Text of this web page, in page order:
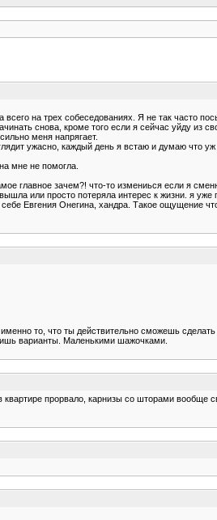
на трех собеседованиях. Я не так часто
снова, кроме того если я сейчас уйду из
меня напрягает.
ужасно, каждый день я встаю и думаю что
мне не помогла.
главное зачем?! что-то измениься если я
или просто потеряла интерес к жизни. я
Евгения Онегина, хандра. Такое ощущение
то, что ты действительно сможешь сделать
варианты. Маленькими шажочками.
прорвало, карнизы со шторами вообще